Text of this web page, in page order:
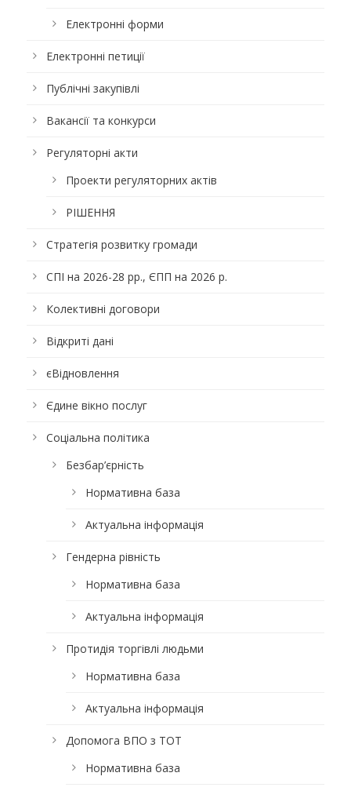
Електронні форми
Електронні петиції
Публічні закупівлі
Вакансії та конкурси
Регуляторні акти
Проекти регуляторних актів
РІШЕННЯ
Стратегія розвитку громади
СПІ на 2026-28 рр., ЄПП на 2026 р.
Колективні договори
Відкриті дані
єВідновлення
Єдине вікно послуг
Соціальна політика
Безбар’єрність
Нормативна база
Актуальна інформація
Гендерна рівність
Нормативна база
Актуальна інформація
Протидія торгівлі людьми
Нормативна база
Актуальна інформація
Допомога ВПО з ТОТ
Нормативна база